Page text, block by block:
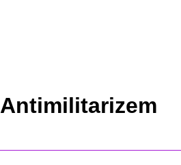
Antimilitarizem